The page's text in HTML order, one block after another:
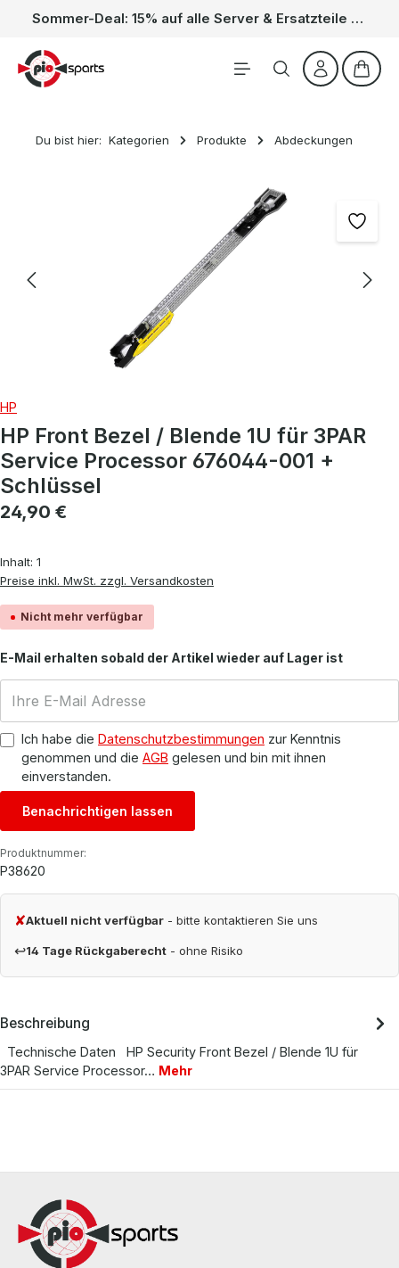
Zum Hauptinhalt springen Sommer-Deal: 15% auf alle Server & Ersatzteile – Kein Code nötig, der Rabatt wird automatisch im Warenkorb abgezogen. Gültig vom 01.06. bis 31.08.
Du bist hier: Kategorien Produkte Abdeckungen
HP
HP Front Bezel / Blende 1U für 3PAR
Service Processor 676044-001 +
Schlüssel
Regulärer Preis:
24,90 €
Inhalt: 1
Preise inkl. MwSt. zzgl. Versandkosten
Nicht mehr verfügbar
E-Mail erhalten sobald der Artikel wieder auf Lager ist
Ich habe die Datenschutzbestimmungen zur Kenntnis
genommen und die AGB gelesen und bin mit ihnen
einverstanden.
Benachrichtigen lassen
Produktnummer:
P38620
✘Aktuell nicht verfügbar - bitte kontaktieren Sie uns
↩14 Tage Rückgaberecht - ohne Risiko
Beschreibung
Technische Daten HP Security Front Bezel / Blende 1U für
3PAR Service Processor… Mehr